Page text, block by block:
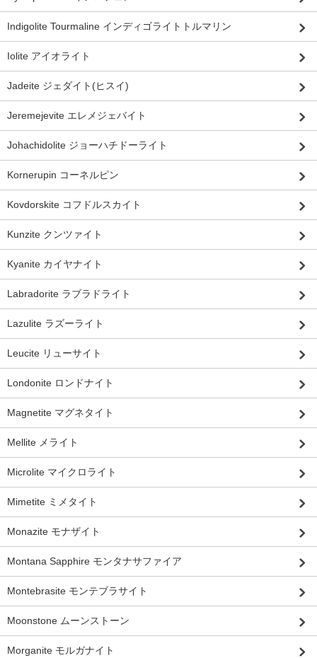
Indigolite Tourmaline インディゴライトトルマリン
Iolite アイオライト
Jadeite ジェダイト(ヒスイ)
Jeremejevite エレメジェバイト
Johachidolite ジョーハチドーライト
Kornerupin コーネルピン
Kovdorskite コフドルスカイト
Kunzite クンツァイト
Kyanite カイヤナイト
Labradorite ラブラドライト
Lazulite ラズーライト
Leucite リューサイト
Londonite ロンドナイト
Magnetite マグネタイト
Mellite メライト
Microlite マイクロライト
Mimetite ミメタイト
Monazite モナザイト
Montana Sapphire モンタナサファイア
Montebrasite モンテブラサイト
Moonstone ムーンストーン
Morganite モルガナイト